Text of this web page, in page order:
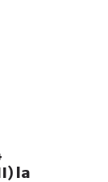
la